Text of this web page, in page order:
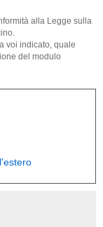
alla Legge sulla
voi indicato, quale
del modulo